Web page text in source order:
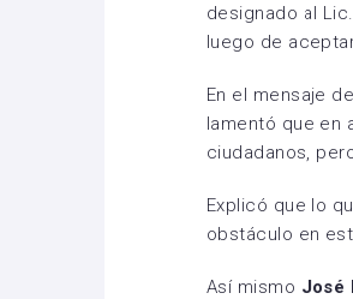
designado al Lic.
luego de
En el mensaje de
lamentó que en
ciudadanos,
Explicó que lo
obstáculo en
Así mismo José